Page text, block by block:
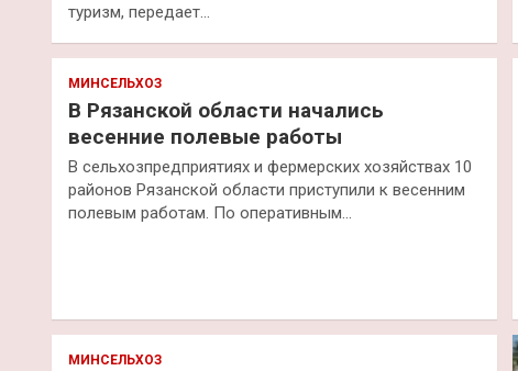
туризм, передает…
МИНСЕЛЬХОЗ
В Рязанской области начались
весенние полевые работы
В сельхозпредприятиях и фермерских хозяйствах 10
районов Рязанской области приступили к весенним
полевым работам. По оперативным…
МИНСЕЛЬХОЗ